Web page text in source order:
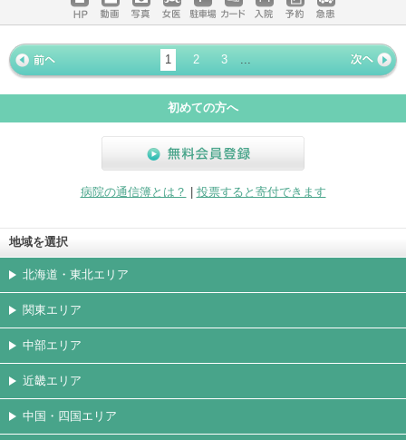
ホームペ
ージ
動画 写真 女医 駐車場
クレジッ
トカード
入院 予約 急患
« 前ペー
ジ
1 2 3
次ページ
»
初めての方へ
病院の通信簿とは？
投票すると寄付できます
地域を選択
北海道・東北エリア
関東エリア
中部エリア
近畿エリア
中国・四国エリア